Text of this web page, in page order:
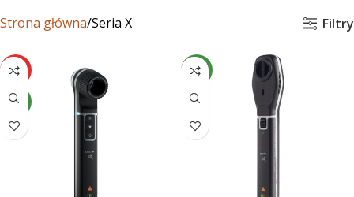
Strona główna Seria X Filtry
HOT
NEW
NEW